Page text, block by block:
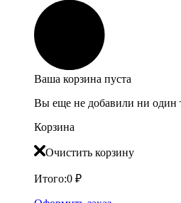
Ваша корзина пуста
Вы еще не добавили ни один
Корзина
Очистить корзину
Итого:0 ₽